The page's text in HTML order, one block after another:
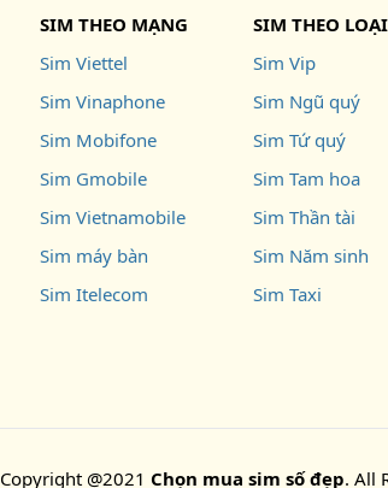
SIM THEO MẠNG
Sim Viettel
Sim Vinaphone
Sim Mobifone
Sim Gmobile
Sim Vietnamobile
Sim máy bàn
Sim Itelecom
SIM THEO LOẠI
Sim Vip
Sim Ngũ quý
Sim Tứ quý
Sim Tam hoa
Sim Thần tài
Sim Năm sinh
Sim Taxi
Copyright @2021 Chọn mua sim số đẹp. All